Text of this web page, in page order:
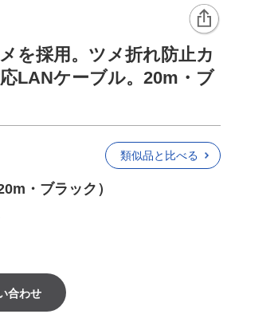
を採用。ツメ折れ防止カ
LANケーブル。20m・ブ
・ブラック）
類似品と比べる
合わせ